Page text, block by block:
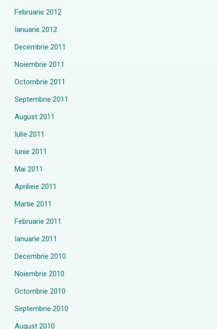
Februarie 2012
Ianuarie 2012
Decembrie 2011
Noiembrie 2011
Octombrie 2011
Septembrie 2011
August 2011
Iulie 2011
Iunie 2011
Mai 2011
Aprilieie 2011
Martie 2011
Februarie 2011
Ianuarie 2011
Decembrie 2010
Noiembrie 2010
Octombrie 2010
Septembrie 2010
August 2010